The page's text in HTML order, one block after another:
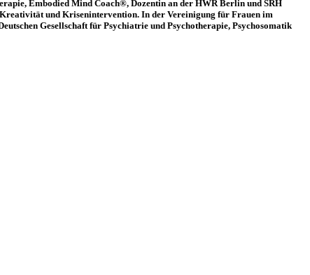
Embodied Mind Coach®, Dozentin an der HWR Berlin und SRH
und Krisenintervention. In der Vereinigung für Frauen im
Gesellschaft für Psychiatrie und Psychotherapie, Psychosomatik